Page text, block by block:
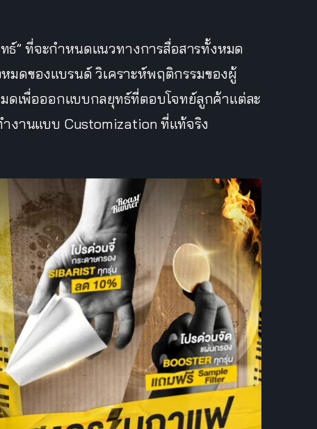
ธ์” ที่จะกำหนดแนวทางการสื่อสารทั้งหมด
มดของแบรนด์ วิเคราะห์พฤติกรรมของผู้
ดเพื่อออกแบบกลยุทธ์ที่ตอบโจทย์ลูกค้าแต่ละ
ำงานแบบ Customization ที่แท้จริง